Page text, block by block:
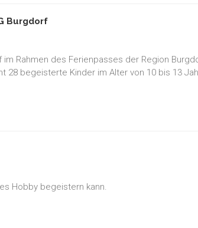
Burgdorf
Rahmen des Ferienpasses der Region
28 begeisterte Kinder im Alter von 10 bis 13
Hobby begeistern kann.